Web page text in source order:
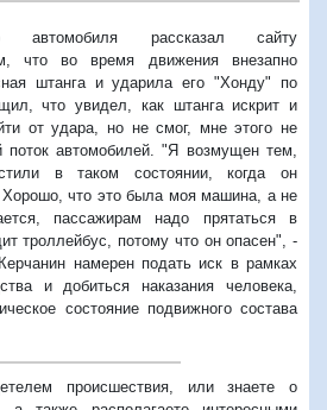
автомобиля рассказал сайту
что во время движения внезапно
штанга и ударила его "Хонду" по
что увидел, как штанга искрит и
от удара, но не смог, мне этого не
поток автомобилей. "Я возмущен тем,
в таком состоянии, когда он
Хорошо, что это была моя машина, а не
пассажирам надо прятаться в
троллейбус, потому что он опасен", -
намерен подать иск в рамках
и добиться наказания человека,
состояние подвижного состава
происшествия, или знаете о